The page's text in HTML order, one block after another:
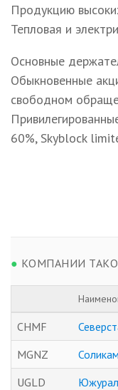
Продукцию
Тепловая и
Основные
Обыкновенные
свободном
60%, Skyblock
● КОМПАНИИ
CHMF
MGNZ
UGLD